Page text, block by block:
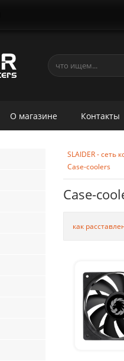
О магазине Контакты
SLAIDER - сеть
Case-coolers
Case-
как